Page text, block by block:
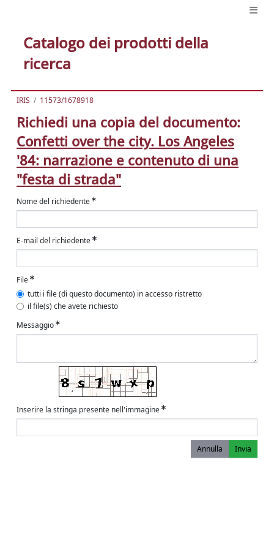
Catalogo dei prodotti della
ricerca
IRIS 11573/1678918
Richiedi una copia del documento:
Confetti over the city. Los Angeles
'84: narrazione e contenuto di una
"festa di strada"
Nome del richiedente
E-mail del richiedente
File
tutti i file (di questo documento) in accesso ristretto
il file(s) che avete richiesto
Messaggio
Inserire la stringa presente nell'immagine
Annulla Invia